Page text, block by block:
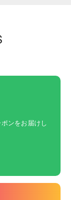
ンをお届けし